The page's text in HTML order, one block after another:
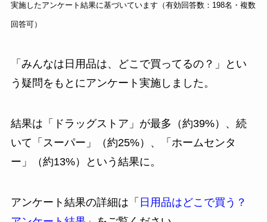
実施したアンケート結果に基づいています（有効回答数：198名・複数
回答可）
「みんなは日用品は、どこで買ってるの？」とい
う疑問をもとにアンケート実施しました。
結果は「ドラッグストア」が最多（約39%）、続
いて「スーパー」（約25%）、「ホームセンタ
ー」（約13%）という結果に。
アンケート結果の詳細は「 日用品はどこで買う？